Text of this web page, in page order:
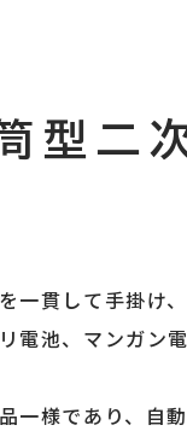
型二
一貫して手掛
池、マンガン
様であり、自